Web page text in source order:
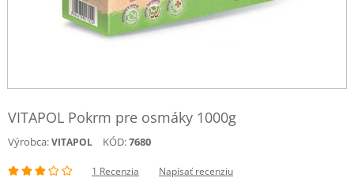
VITAPOL Pokrm pre osmáky 1000g
Výrobca:VITAPOL KÓD:7680
1 Recenzia Napísať recenziu